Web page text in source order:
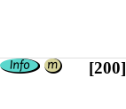
[200]